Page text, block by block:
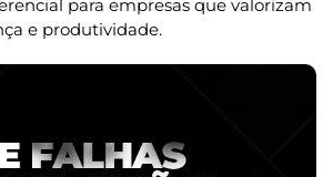
para empresas que valorizam
e produtividade.